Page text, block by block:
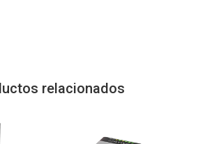
relacionados